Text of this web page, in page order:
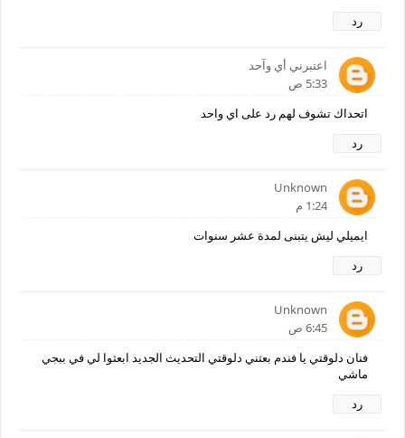
رد
اعتبرني أي وآحد
5:33 ص
اتحداك تشوف لهم رد على اي واحد
رد
Unknown
1:24 م
ايميلي ليش يتبنى لمدة عشر سنوات
رد
Unknown
6:45 ص
فنان دلوقتي يا فندم بعتني دلوقتي التحديث الجديد ابعثوا لي في ببجي
ماشي
رد